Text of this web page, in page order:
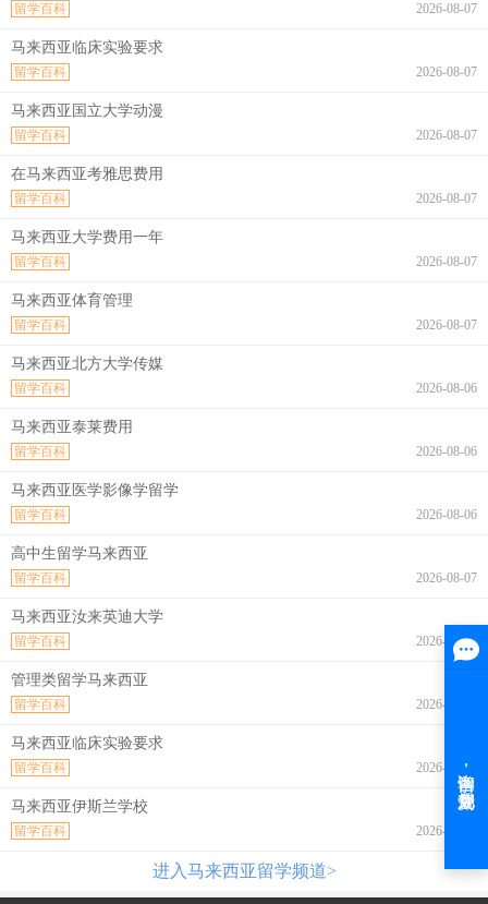
2026-08-07
留学百科
马来西亚临床实验要求
2026-08-07
留学百科
马来西亚国立大学动漫
2026-08-07
留学百科
在马来西亚考雅思费用
2026-08-07
留学百科
马来西亚大学费用一年
2026-08-07
留学百科
马来西亚体育管理
2026-08-07
留学百科
马来西亚北方大学传媒
2026-08-06
留学百科
马来西亚泰莱费用
2026-08-06
留学百科
马来西亚医学影像学留学
2026-08-06
留学百科
高中生留学马来西亚
2026-08-07
留学百科
马来西亚汝来英迪大学
2026-08-07
留学百科
管理类留学马来西亚
2026-08-07
留学百科
马来西亚临床实验要求
2026-08-07
留学百科
马来西亚伊斯兰学校
2026-08-07
留学百科
进入马来西亚留学频道>